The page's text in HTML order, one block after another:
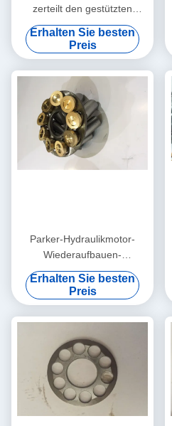
zerteilt den gestützten
Dichtungs-Ausrüstungs-
Taumelscheibe-Zylinderblock
Erhalten Sie besten
Preis
Parker-Hydraulikmotor-
Wiederaufbauen-
Ausrüstungs-Ball-Führer-
Ventil-Platte enthaltene CER-
ISO
Erhalten Sie besten
Preis